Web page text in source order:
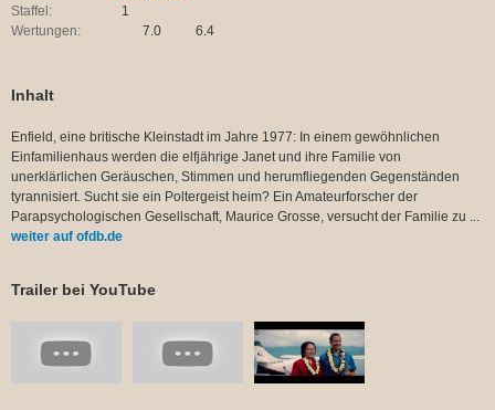
Staffel:
1
Wertungen:
7.0 6.4
Inhalt
Enfield, eine britische Kleinstadt im Jahre 1977: In einem gewöhnlichen
Einfamilienhaus werden die elfjährige Janet und ihre Familie von
unerklärlichen Geräuschen, Stimmen und herumfliegenden Gegenständen
tyrannisiert. Sucht sie ein Poltergeist heim? Ein Amateurforscher der
Parapsychologischen Gesellschaft, Maurice Grosse, versucht der Familie zu ...
weiter auf ofdb.de
Trailer bei YouTube